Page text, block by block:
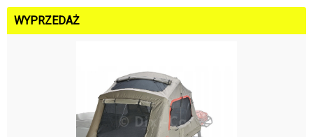
WYPRZEDAŻ